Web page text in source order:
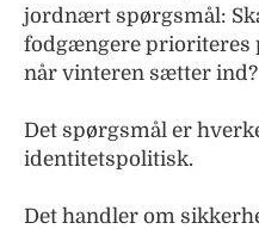
jordnært spørgsmål:
fodgængere prioriteres
når vinteren sætter ind?
Det spørgsmål er
identitetspolitisk.
Det handler om